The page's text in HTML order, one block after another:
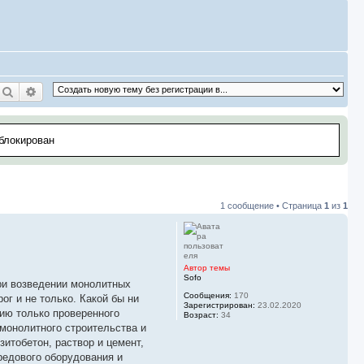
Поиск Расширенный поиск
1 сообщение • Страница 1 из 1
Автор темы
Sofo
Сообщения: 170
Зарегистрирован: 23.02.2020
Возраст: 34
возведении монолитных
и не только. Какой бы ни
только проверенного
строительства и
раствор и цемент,
оборудования и